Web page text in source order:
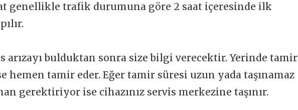
genellikle trafik durumuna göre 2 saat içeresinde ilk
arızayı bulduktan sonra size bilgi verecektir. Yerinde tamir
hemen tamir eder. Eğer tamir süresi uzun yada taşınamaz
gerektiriyor ise cihazınız servis merkezine taşınır.